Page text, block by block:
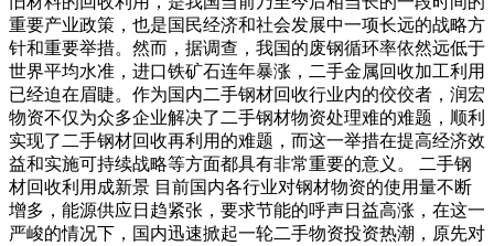
重要产业政策，也是国民经济和社会发展中一项长远的战略方
针和重要举措。然而，据调查，我国的废钢循环率依然远低于
世界平均水准，进口铁矿石连年暴涨，二手金属回收加工利用
已经迫在眉睫。作为国内二手钢材回收行业内的佼佼者，润宏
物资不仅为众多企业解决了二手钢材物资处理难的难题，顺利
实现了二手钢材回收再利用的难题，而这一举措在提高经济效
益和实施可持续战略等方面都具有非常重要的意义。 二手钢
材回收利用成新景 目前国内各行业对钢材物资的使用量不断
增多，能源供应日趋紧张，要求节能的呼声日益高涨，在这一
严峻的情况下，国内迅速掀起一轮二手物资投资热潮，原先对